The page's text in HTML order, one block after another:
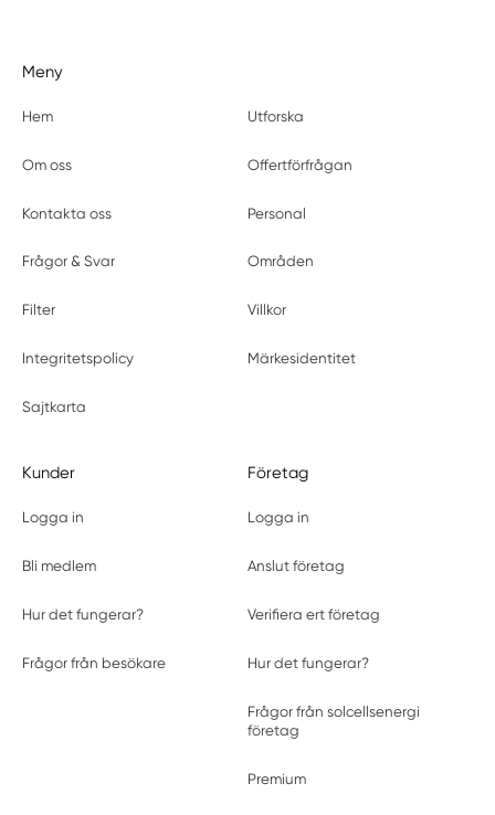
Meny
Hem Utforska
Om oss Offertförfrågan
Kontakta oss Personal
Frågor & Svar Områden
Filter Villkor
Integritetspolicy Märkesidentitet
Sajtkarta
Kunder
Logga in
Bli medlem
Hur det fungerar?
Frågor från besökare
Företag
Logga in
Anslut företag
Verifiera ert företag
Hur det fungerar?
Frågor från solcellsenergi
företag
Premium